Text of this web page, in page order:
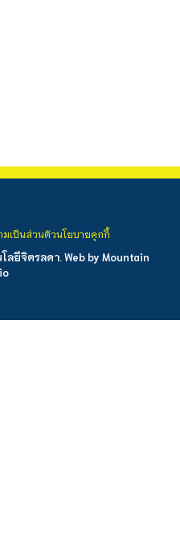
ยีจิตรลดา. Web by Mountain
มเป็นส่วนตัวนโยบายคุกกี้